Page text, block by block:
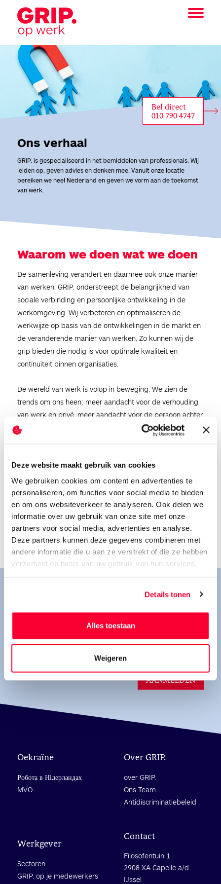
Deze website maakt gebruik van cookies
We gebruiken cookies om content en advertenties te
personaliseren, om functies voor social media te bieden
en om ons websiteverkeer te analyseren. Ook delen we
informatie over uw gebruik van onze site met onze
partners voor social media, advertenties en analyse.
Deze partners kunnen deze gegevens combineren met
andere informatie die u aan ze verstrekt of die ze hebben
verzameld op basis van uw gebruik van hun services.
Details tonen
Alles toestaan
Weigeren
Bel direct
010 790 4747
Ons verhaal
GRIP. is gespecialiseerd in het bemiddelen van professionals. Wij
leiden op, geven advies en denken mee. Vanuit onze locatie
bereiken we heel Nederland en geven we vorm aan de toekomst
van werk.
Waarom we doen wat we doen
De samenleving verandert en daarmee ook onze manier
van werken. GRIP. onderstreept de belangrijkheid van
sociale verbinding en persoonlijke ontwikkeling in de
werkomgeving. Wij verbeteren en optimaliseren de
werkwijze op basis van de ontwikkelingen in de markt en
de veranderende manier van werken. Zo kunnen wij de
grip bieden die nodig is voor optimale kwaliteit en
continuïteit binnen organisaties.
De wereld van werk is volop in beweging. We zien de
trends om ons heen: meer aandacht voor de verhouding
van werk en privé, meer aandacht voor de persoon achter
de collega, digitalisering van de werkplek, grote en
oplossingen voor werk en werken verder toeneemt. Dit
zien we bij bijna alle opleidingsniveaus, in alle sectoren in
kleine en grote ondernemingen.
Vul je contactgegevens in en we komen met je
Oekraïne
Робота в Нідерландах
MVO
Werkgever
Sectoren
GRIP. op je medewerkers
Over GRIP.
over GRIP.
Ons Team
Antidiscriminatiebeleid
Contact
Filosofentuin 1
2908 XA Capelle a/d
IJssel